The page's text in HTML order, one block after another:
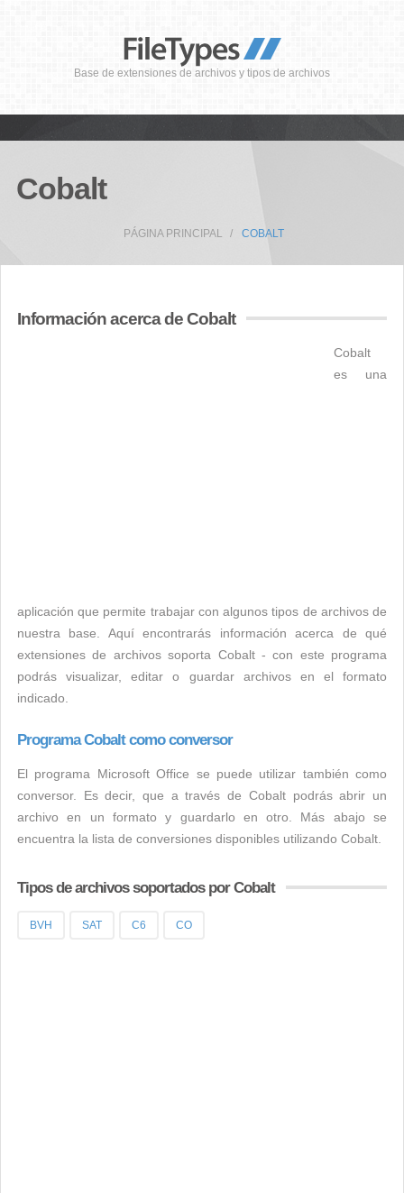
Base de extensiones de archivos y tipos de archivos
Cobalt
PÁGINA PRINCIPAL COBALT
Información acerca de Cobalt
Cobalt
es una
aplicación que permite trabajar con algunos tipos de archivos de
nuestra base. Aquí encontrarás información acerca de qué
extensiones de archivos soporta Cobalt - con este programa
podrás visualizar, editar o guardar archivos en el formato
indicado.
Programa Cobalt como conversor
El programa Microsoft Office se puede utilizar también como
conversor. Es decir, que a través de Cobalt podrás abrir un
archivo en un formato y guardarlo en otro. Más abajo se
encuentra la lista de conversiones disponibles utilizando Cobalt.
Tipos de archivos soportados por Cobalt
BVH SAT C6 CO